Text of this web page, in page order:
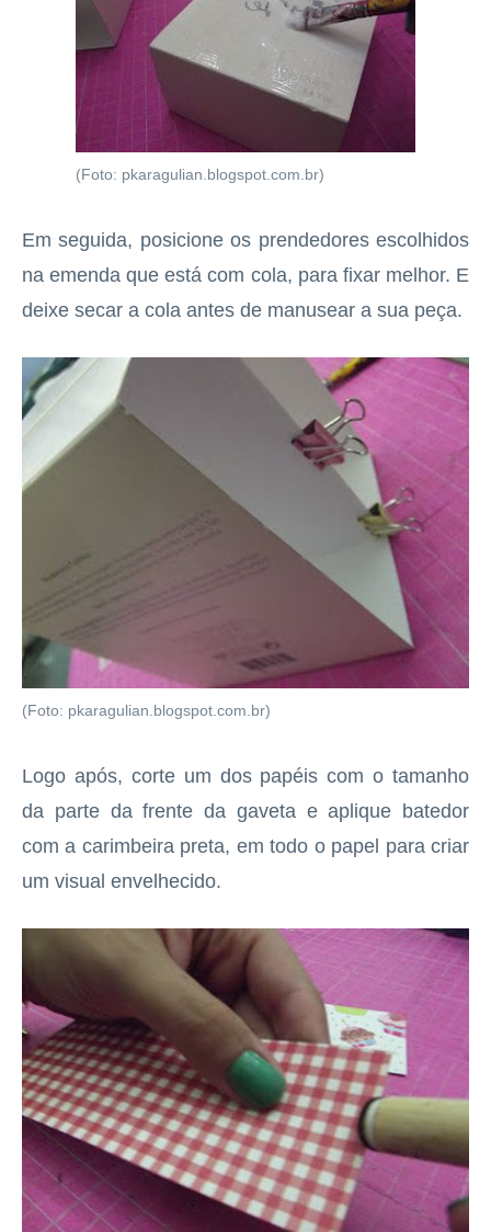
(Foto: pkaragulian.blogspot.com.br)
Em seguida, posicione os prendedores escolhidos
na emenda que está com cola, para fixar melhor. E
deixe secar a cola antes de manusear a sua peça.
(Foto: pkaragulian.blogspot.com.br)
Logo após, corte um dos papéis com o tamanho
da parte da frente da gaveta e aplique batedor
com a carimbeira preta, em todo o papel para criar
um visual envelhecido.